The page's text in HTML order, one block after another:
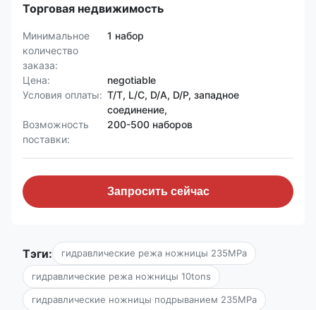
Торговая недвижимость
Минимальное
количество
заказа:
1 набор
Цена:
negotiable
Условия оплаты: T/T, L/C, D/A, D/P, западное
соединение,
Возможность
поставки:
200-500 наборов
Запросить сейчас
Тэги: гидравлические режа ножницы 235MPa
гидравлические режа ножницы 10tons
гидравлические ножницы подрыванием 235MPa